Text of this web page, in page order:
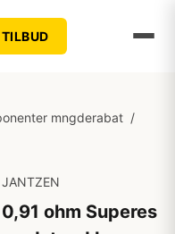
TILBUD
mngderabat /
JANTZEN
0,91 ohm Superes